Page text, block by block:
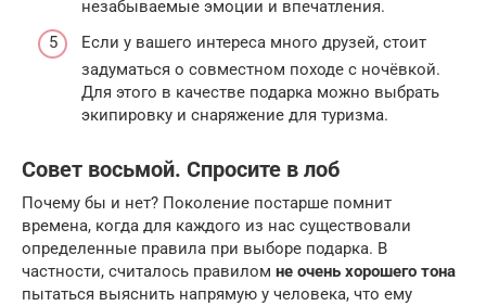
незабываемые эмоции и впечатления.
Если у вашего интереса много друзей, стоит
задуматься о совместном походе с ночёвкой.
Для этого в качестве подарка можно выбрать
экипировку и снаряжение для туризма.
Совет восьмой. Спросите в лоб
Почему бы и нет? Поколение постарше помнит
времена, когда для каждого из нас существовали
определенные правила при выборе подарка. В
частности, считалось правилом не очень хорошего тона
пытаться выяснить напрямую у человека, что ему